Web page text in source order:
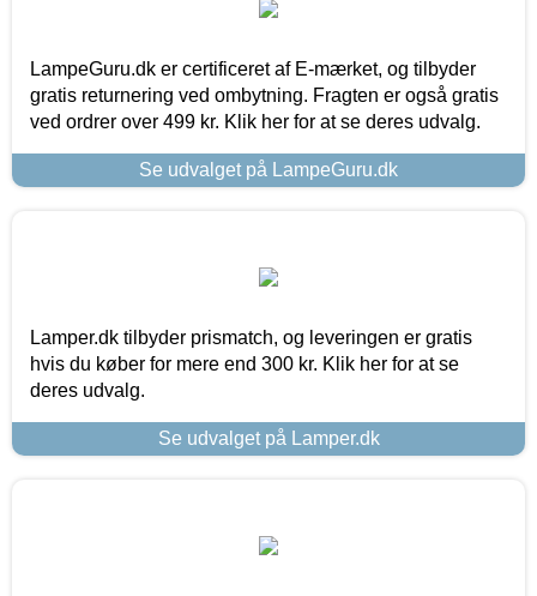
LampeGuru.dk er certificeret af E-mærket, og tilbyder
gratis returnering ved ombytning. Fragten er også gratis
ved ordrer over 499 kr. Klik her for at se deres udvalg.
Se udvalget på LampeGuru.dk
Lamper.dk tilbyder prismatch, og leveringen er gratis
hvis du køber for mere end 300 kr. Klik her for at se
deres udvalg.
Se udvalget på Lamper.dk